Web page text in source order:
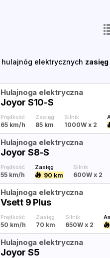
hulajnóg elektrycznych zasięg
Hulajnoga elektryczna
Joyor S10-S
Prędkość
65 km/h
Zasięg
85 km
Silnik
1000W x 2
Hulajnoga elektryczna
Joyor S8-S
Prędkość
55 km/h
Zasięg
90 km
Silnik
600W x 2
Hulajnoga elektryczna
Vsett 9 Plus
Prędkość
50 km/h
Zasięg
70 km
Silnik
650W x 2
Hulajnoga elektryczna
Joyor S5